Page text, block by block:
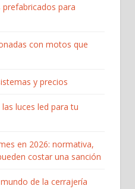
para
con motos que
y precios
luces led para tu
en 2026: normativa,
costar una sanción
de la cerrajería